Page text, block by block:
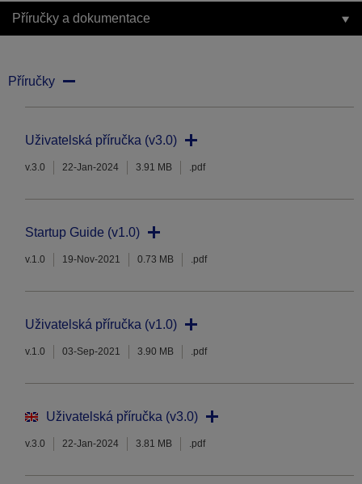
Příručky a dokumentace
Příručky
Uživatelská příručka (v3.0)
v.3.0 22-Jan-2024 3.91 MB .pdf
Startup Guide (v1.0)
v.1.0 19-Nov-2021 0.73 MB .pdf
Uživatelská příručka (v1.0)
v.1.0 03-Sep-2021 3.90 MB .pdf
Uživatelská příručka (v3.0)
v.3.0 22-Jan-2024 3.81 MB .pdf